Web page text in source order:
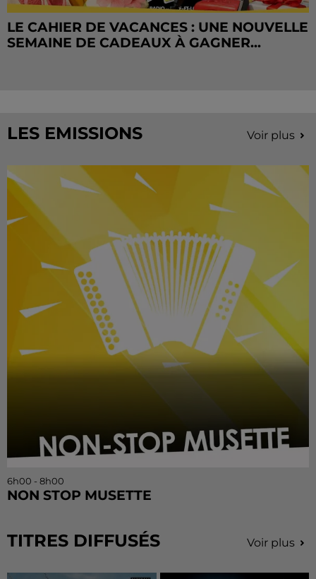
LE CAHIER DE VACANCES : UNE NOUVELLE
SEMAINE DE CADEAUX À GAGNER...
LES EMISSIONS Voir plus
6h00 - 8h00
NON STOP MUSETTE
TITRES DIFFUSÉS Voir plus